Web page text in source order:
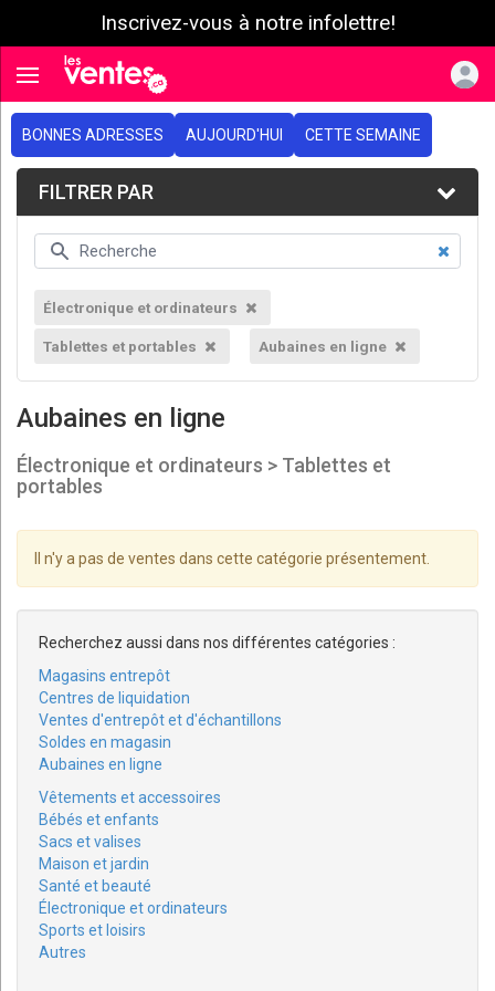
Inscrivez-vous à notre infolettre!
Toggle navigation
BONNES ADRESSES AUJOURD'HUI CETTE SEMAINE
FILTRER PAR
Électronique et ordinateurs
Tablettes et portables Aubaines en ligne
Aubaines en ligne
Électronique et ordinateurs > Tablettes et
portables
Il n'y a pas de ventes dans cette catégorie présentement.
Recherchez aussi dans nos différentes catégories :
Magasins entrepôt
Centres de liquidation
Ventes d'entrepôt et d'échantillons
Soldes en magasin
Aubaines en ligne
Vêtements et accessoires
Bébés et enfants
Sacs et valises
Maison et jardin
Santé et beauté
Électronique et ordinateurs
Sports et loisirs
Autres